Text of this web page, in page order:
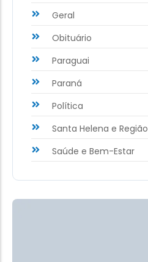
Geral
Obituário
Paraguai
Paraná
Política
Santa Helena e Região
Saúde e Bem-Estar